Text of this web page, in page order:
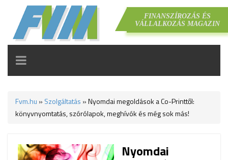
FINANSZÍROZÁS ÉS
VÁLLALKOZÁS MAGAZIN
TOGGLE
NAVIGATION
Fvm.hu » Szolgáltatás »Nyomdai megoldások a Co-Printtől:
könyvnyomtatás, szórólapok, meghívók és még sok más!
Nyomdai